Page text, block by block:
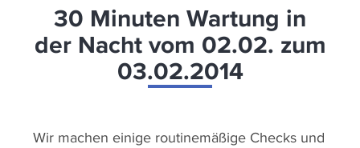
30 Minuten Wartung in
der Nacht vom 02.02. zum
03.02.2014
Wir machen einige routinemäßige Checks und